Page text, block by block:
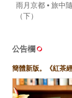
雨月京都 • 旅中
（下）
公告欄
簡體新版。《紅茶經